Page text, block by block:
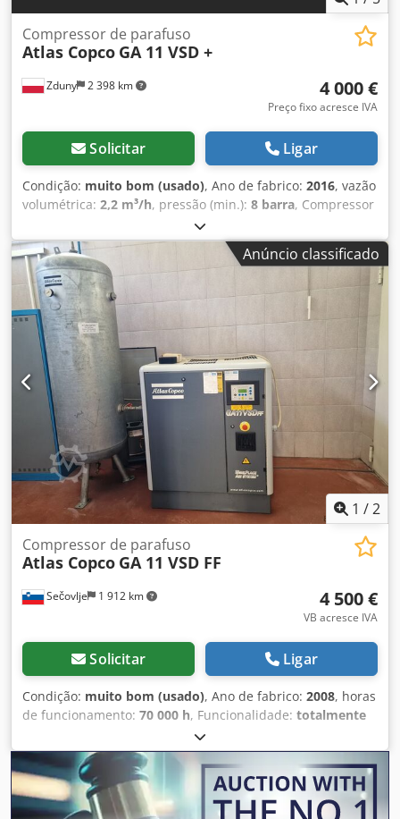
Zduny 2 398 km
Compressor de parafuso
Atlas Copco GA 11 VSD +
4 000 €
Preço fixo acresce IVA
Solicitar Ligar
Condição: muito bom (usado), Ano de fabrico: 2016, vazão
volumétrica: 2,2 m³/h, pressão (min.): 8 barra, Compressor
de parafusos ATLAS COPCO GA 11 VSD + Velocidade
variável (inversor de frequência) Motor de 11 kW Vazão de
1,95 m³/min Pressão de 13 bar Ano de fabricação: 2016
Chedpfxoytyh He Adhsa Horas de funcionamento: 9270
Anúncio classificado
1 /2
Sečovlje 1 912 km
Compressor de parafuso
Atlas Copco GA 11 VSD FF
4 500 €
VB acresce IVA
Solicitar Ligar
Condição: muito bom (usado), Ano de fabrico: 2008, horas
de funcionamento: 70 000 h, Funcionalidade: totalmente
, número da máquina/veículo:
comprimento total:976 mm, largura total:595 mm, altura
total:1 212 mm
, capacidade do tanque de combustível:
500 l
, pressão de funcionamento:10 barra, pressão (min.):
13 barra, nível de ruído:67 dB , tipo de refrigeração:ar